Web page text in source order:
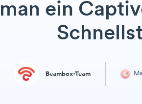
ein
Beambox-Team